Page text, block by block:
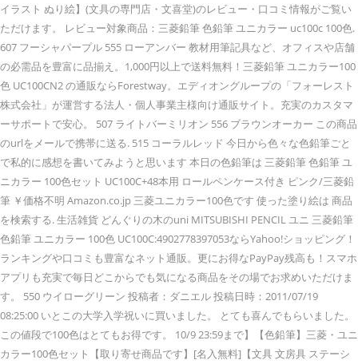
イラスト ぬり絵】(文具の専門店・文喜堂)のレビュー・口コミ情報がご覧い
ただけます。 レビュー対象商品：三菱鉛筆 色鉛筆 ユニカラー uc100c 100色.
607 フーシャパープル 555 ローアンバー 教材用筆記具など、オフィスや店舗
の必需品を豊富に品揃え。1,000円以上で送料無料！三菱鉛筆 ユニカラー100
色 UC100CN2 の通販ならForestway。エディオングループの「フォーレスト
株式会社」が運営する法人・個人事業主様向け通販サイト。充実のカスタマ
ーサポートで安心。 507 ライトバーミリオン 556 ブラウンオーカー この商品
のurlをメールで携帯に送る. 515 コーラルレッド 今日から色々な色鉛筆ごと
で私的に感想を書いてみようと思います 本日の色鉛筆は 三菱鉛筆 色鉛筆 ユ
ニカラー 100色セット UC100C+48本用 ロールペンケース付き ピンク/三菱鉛
筆 ￥価格不明 Amazon.co.jp 三菱ユニカラー100色です 使った塗り絵は 商品
を検索する. 生活雑貨 どんぐりの木のuni MITSUBISHI PENCIL ユニ 三菱鉛筆
色鉛筆 ユニカラー 100色 UC100C:4902778397053ならYahoo!ショッピング！
ランキングや口コミも豊富なネット通販。更にお得なPayPay残高も！スマホ
アプリも充実で毎日どこからでも気になる商品をその場でお求めいただけま
す。 550 ウイローグリーン 投稿者：ダニエル 投稿日時：2011/07/19
08:25:00 いとこの大学入学祝いに買いました。 とても喜んでもらいました。
この値段で100色はとてもお得です。 10/9 23:59まで】【色鉛筆】三菱・ユニ
カラー100色セット【取り寄せ商品です】[名入無料]【文具 文房具 ステーシ